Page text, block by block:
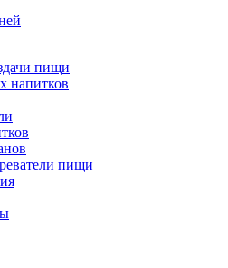
пищи
напитков
пищи